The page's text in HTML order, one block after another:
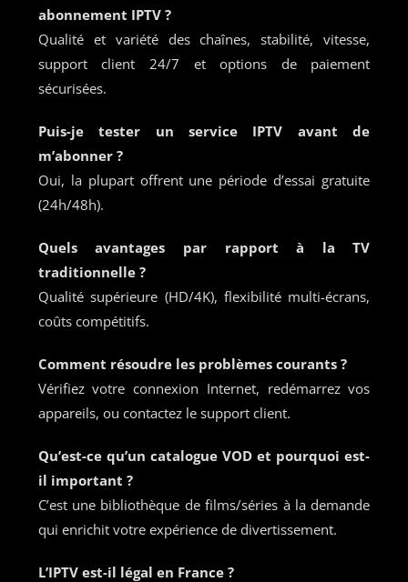
abonnement IPTV ?
Qualité et variété des chaînes, stabilité, vitesse,
support client 24/7 et options de paiement
sécurisées.
Puis-je tester un service IPTV avant de
m’abonner ?
Oui, la plupart offrent une période d’essai gratuite
(24h/48h).
Quels avantages par rapport à la TV
traditionnelle ?
Qualité supérieure (HD/4K), flexibilité multi-écrans,
coûts compétitifs.
Comment résoudre les problèmes courants ?
Vérifiez votre connexion Internet, redémarrez vos
appareils, ou contactez le support client.
Qu’est-ce qu’un catalogue VOD et pourquoi est-
il important ?
C’est une bibliothèque de films/séries à la demande
qui enrichit votre expérience de divertissement.
L’IPTV est-il légal en France ?